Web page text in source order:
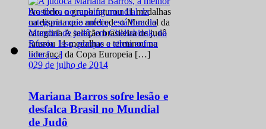
Ao todo, o grupo faturou 11 medalhas
na disputa que antecede o Mundial da
categoria A seleção brasileira de judô
faturou 11 medalhas e terminou na
liderança da Copa Europeia […]
029 de julho de 2014
Mariana Barros sofre lesão e
desfalca Brasil no Mundial
de Judô